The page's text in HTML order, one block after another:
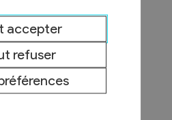
accepter
refuser